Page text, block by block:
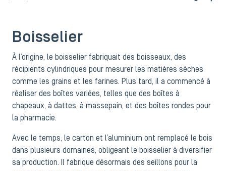
Boisselier
À l’origine, le boisselier fabriquait des boisseaux, des
récipients cylindriques pour mesurer les matières sèches
comme les grains et les farines. Plus tard, il a commencé à
réaliser des boîtes variées, telles que des boîtes à
chapeaux, à dattes, à massepain, et des boîtes rondes pour
la pharmacie.
Avec le temps, le carton et l’aluminium ont remplacé le bois
dans plusieurs domaines, obligeant le boisselier à diversifier
sa production. Il fabrique désormais des seillons pour la